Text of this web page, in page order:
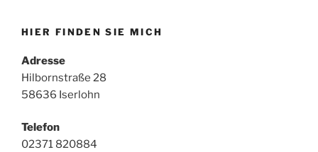
HIER FINDEN SIE MICH
Adresse
Hilbornstraße 28
58636 Iserlohn
Telefon
02371 820884